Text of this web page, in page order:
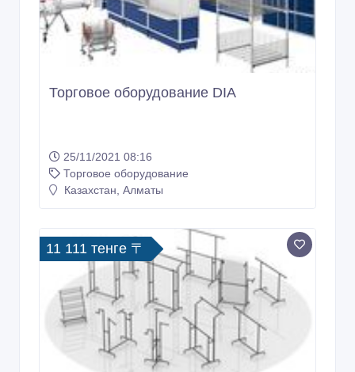
Торговое оборудование DIA
25/11/2021 08:16
Торговое оборудование
Казахстан, Алматы
11 111 тенге 〒